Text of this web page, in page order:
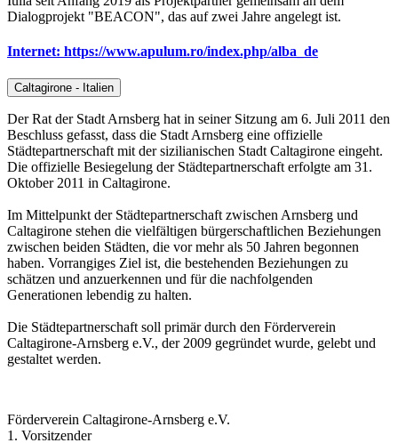
Dialogprojekt "BEACON", das auf zwei Jahre angelegt ist.
Internet: https://www.apulum.ro/index.php/alba_de
Caltagirone - Italien
Der Rat der Stadt Arnsberg hat in seiner Sitzung am 6. Juli 2011 den
Beschluss gefasst, dass die Stadt Arnsberg eine offizielle
Städtepartnerschaft mit der sizilianischen Stadt Caltagirone eingeht.
Die offizielle Besiegelung der Städtepartnerschaft erfolgte am 31.
Oktober 2011 in Caltagirone.
Im Mittelpunkt der Städtepartnerschaft zwischen Arnsberg und
Caltagirone stehen die vielfältigen bürgerschaftlichen Beziehungen
zwischen beiden Städten, die vor mehr als 50 Jahren begonnen
haben. Vorrangiges Ziel ist, die bestehenden Beziehungen zu
schätzen und anzuerkennen und für die nachfolgenden
Generationen lebendig zu halten.
Die Städtepartnerschaft soll primär durch den Förderverein
Caltagirone-Arnsberg e.V., der 2009 gegründet wurde, gelebt und
gestaltet werden.
Förderverein Caltagirone-Arnsberg e.V.
1. Vorsitzender